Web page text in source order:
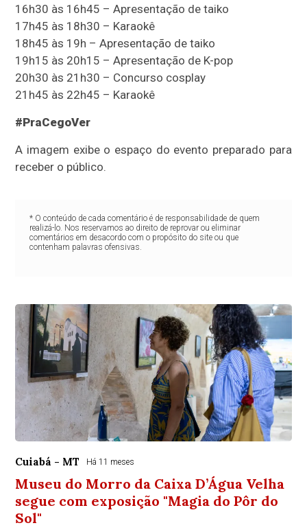
16h30 às 16h45 – Apresentação de taiko
17h45 às 18h30 – Karaokê
18h45 às 19h – Apresentação de taiko
19h15 às 20h15 – Apresentação de K-pop
20h30 às 21h30 – Concurso cosplay
21h45 às 22h45 – Karaokê
#PraCegoVer
A imagem exibe o espaço do evento preparado para
receber o público.
* O conteúdo de cada comentário é de responsabilidade de quem
realizá-lo. Nos reservamos ao direito de reprovar ou eliminar
comentários em desacordo com o propósito do site ou que
contenham palavras ofensivas.
Cuiabá - MT Há 11 meses
Museu do Morro da Caixa D’Água Velha
segue com exposição "Magia do Pôr do
Sol"